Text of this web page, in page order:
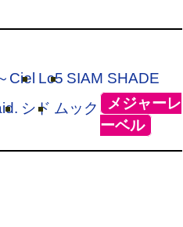
Ciel Lc5 SIAM SHADE
シド ムック
メジャーレ
ーベル]